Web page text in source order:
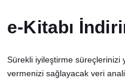
e-Kitabı
Sürekli iyileştirme süreçlerinizi
vermenizi sağlayacak veri